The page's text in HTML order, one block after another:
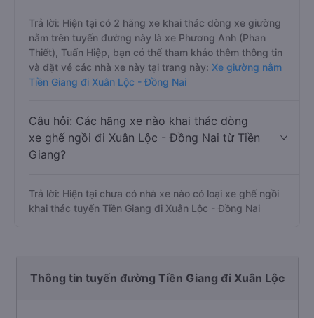
Trả lời: Hiện tại có 2 hãng xe khai thác dòng xe giường
nằm trên tuyến đường này là xe Phương Anh (Phan
Thiết), Tuấn Hiệp, bạn có thể tham khảo thêm thông tin
và đặt vé các nhà xe này tại trang này: Xe giường nằm
Tiền Giang đi Xuân Lộc - Đồng Nai
Câu hỏi: Các hãng xe nào khai thác dòng
xe ghế ngồi đi Xuân Lộc - Đồng Nai từ Tiền
Giang?
Trả lời: Hiện tại chưa có nhà xe nào có loại xe ghế ngồi
khai thác tuyến Tiền Giang đi Xuân Lộc - Đồng Nai
Thông tin tuyến đường Tiền Giang đi Xuân Lộc